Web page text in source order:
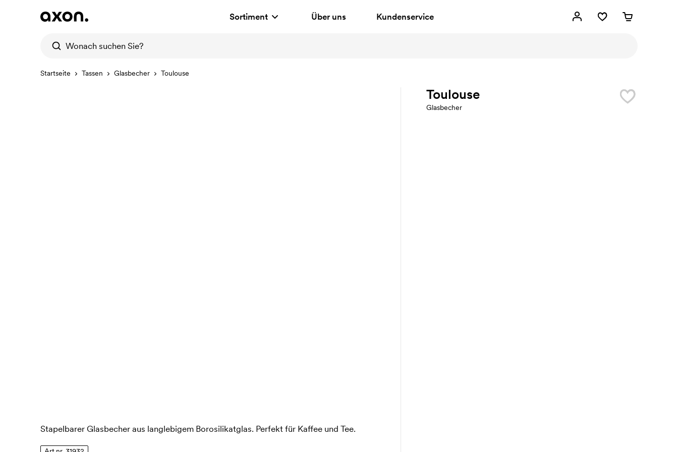
Sortiment Über uns Kundenservice
Startseite Tassen Glasbecher Toulouse
Toulouse
Glasbecher
Stapelbarer Glasbecher aus langlebigem Borosilikatglas. Perfekt für Kaffee und Tee.